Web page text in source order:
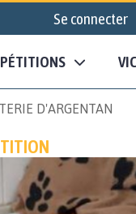
Se connecter
PÉTITIONS
D'ARGENTAN